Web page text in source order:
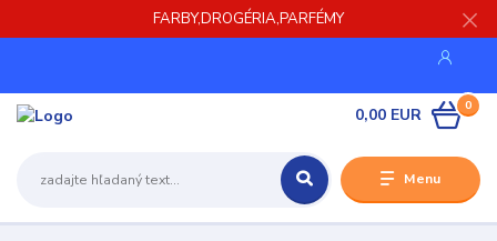
FARBY,DROGÉRIA,PARFÉMY
Menu
0
0,00 EUR